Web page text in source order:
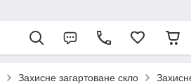
Захисне загартоване скло